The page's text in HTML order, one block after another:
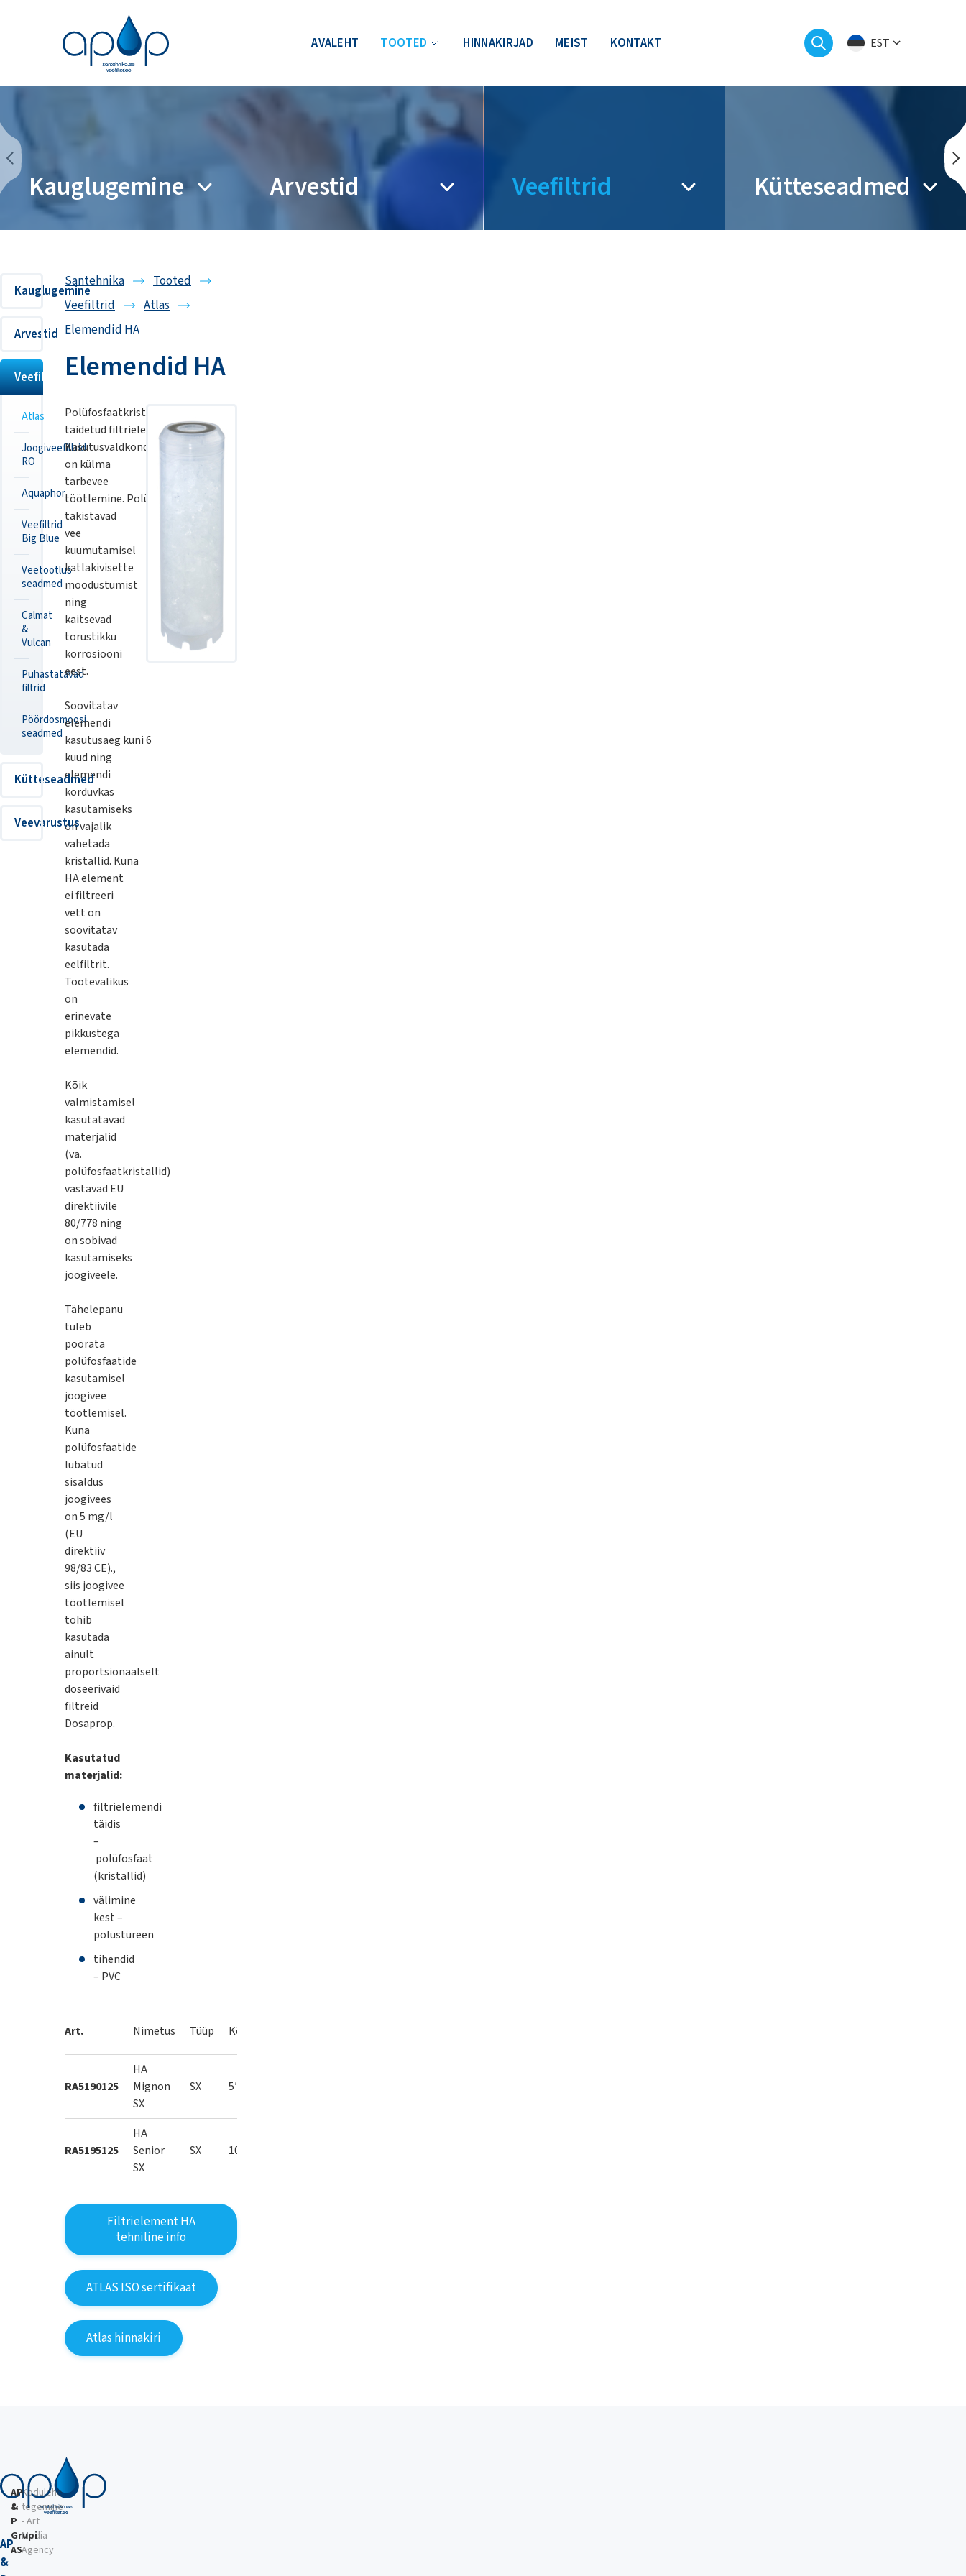
AVALEHT TOOTED HINNAKIRJAD MEIST KONTAKT EST
Kauglugemine Arvestid Veefiltrid Kütteseadmed
Santehnika
Tooted
Veefiltrid
Atlas
Elemendid HA
Elemendid HA
Polüfosfaatkristallidega
täidetud filtrielemendid HA.
Kasutusvaldkond
on külma
tarbevee
töötlemine. Polüfosfaadid
takistavad
vee
kuumutamisel
katlakivisette
moodustumist
ning
kaitsevad
torustikku
korrosiooni
eest.
Soovitatav
elemendi
kasutusaeg kuni 6
kuud ning
elemendi
korduvkas
kasutamiseks
on vajalik
vahetada
kristallid. Kuna
HA element
ei filtreeri
vett on
soovitatav
kasutada
eelfiltrit.
Tootevalikus
on
erinevate
pikkustega
elemendid.
Kõik
valmistamisel
kasutatavad
materjalid
(va.
polüfosfaatkristallid)
vastavad EU
direktiivile
80/778 ning
on sobivad
kasutamiseks
joogiveele.
Tähelepanu
tuleb
pöörata
polüfosfaatide
kasutamisel
joogivee
töötlemisel.
Kuna
polüfosfaatide
lubatud
sisaldus
joogivees
on 5 mg/l
(EU
direktiiv
98/83 CE).,
siis joogivee
töötlemisel
tohib
kasutada
ainult
proportsionaalselt
doseerivaid
filtreid
Dosaprop.
Kasutatud
materjalid:
filtrielemendi
täidis
–
polüfosfaat
(kristallid)
välimine
kest –
polüstüreen
tihendid
– PVC
Art. Nimetus Tüüp Kõrgus
RA5190125
HA
Mignon
SX
SX 5″
RA5195125
HA
Senior
SX
SX 10″
Filtrielement HA
tehniline info
ATLAS ISO sertifikaat
Atlas hinnakiri
Kauglugemine
Arvestid
Veefiltrid
Atlas
Joogiveefiltrid
RO
Aquaphor
Veefiltrid
Big Blue
Veetöötlus
seadmed
Calmat
&
Vulcan
Puhastatavad
filtrid
Pöördosmoosi
seadmed
Kütteseadmed
Veevarustus
AP
&
AP
&
P
Grupi
AS
Kodulehe
tegemine
- Art
Media
Agency